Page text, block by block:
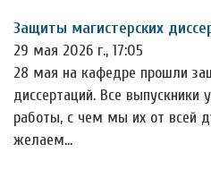
Защиты магистерских
29 мая 2026 г., 17:05
28 мая на кафедре прошли
диссертаций. Все выпускники
работы, с чем мы их от всей
желаем…